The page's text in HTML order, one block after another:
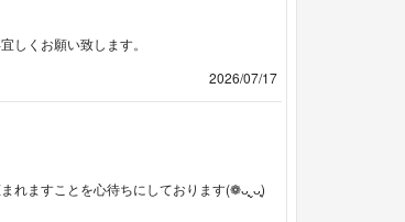
しくお願い致します。
2026/07/17
れますことを心待ちにしております(❁ᴗ͈ˬᴗ͈)